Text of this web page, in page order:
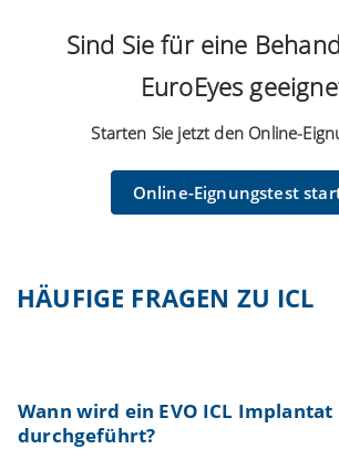
Video laden
YouTube immer
Sind Sie für eine
EuroEyes
Starten Sie jetzt den Online-
Online-Eignungstest
HÄUFIGE FRAGEN ZU ICL
Wann wird ein EVO ICL Implantat
durchgeführt?